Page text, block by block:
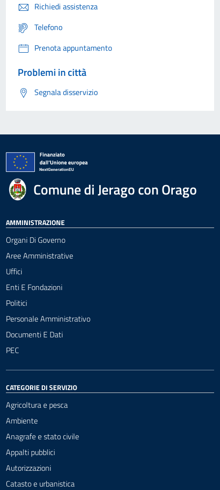
Richiedi assistenza
Telefono
Prenota appuntamento
Problemi in città
Segnala disservizio
Comune di Jerago con Orago
AMMINISTRAZIONE
Organi Di Governo
Aree Amministrative
Uffici
Enti E Fondazioni
Politici
Personale Amministrativo
Documenti E Dati
PEC
CATEGORIE DI SERVIZIO
Agricoltura e pesca
Ambiente
Anagrafe e stato civile
Appalti pubblici
Autorizzazioni
Catasto e urbanistica